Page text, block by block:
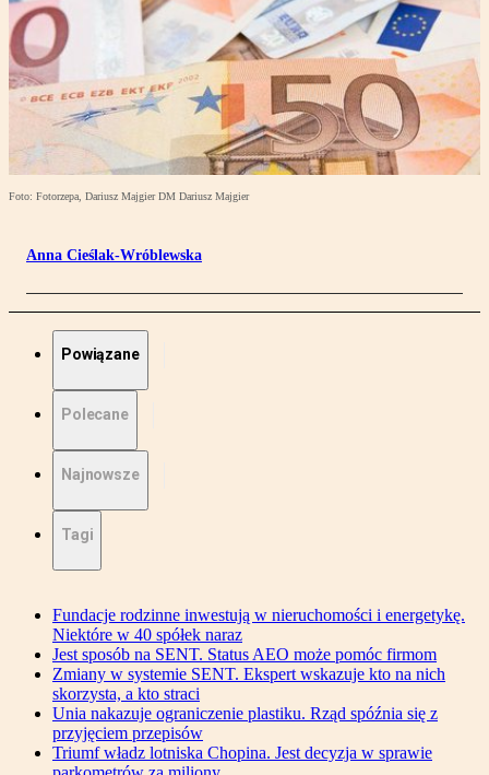
Foto: Fotorzepa, Dariusz Majgier DM Dariusz Majgier
Anna Cieślak-Wróblewska
Powiązane
Polecane
Najnowsze
Tagi
Fundacje rodzinne inwestują w nieruchomości i energetykę.
Niektóre w 40 spółek naraz
Jest sposób na SENT. Status AEO może pomóc firmom
Zmiany w systemie SENT. Ekspert wskazuje kto na nich
skorzysta, a kto straci
Unia nakazuje ograniczenie plastiku. Rząd spóźnia się z
przyjęciem przepisów
Triumf władz lotniska Chopina. Jest decyzja w sprawie